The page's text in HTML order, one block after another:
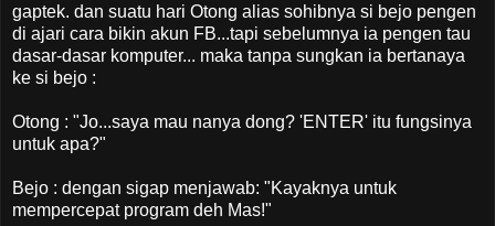
gaptek. dan suatu hari Otong alias sohibnya si bejo pengen
di ajari cara bikin akun FB...tapi sebelumnya ia pengen tau
dasar-dasar komputer... maka tanpa sungkan ia bertanaya
ke si bejo :
Otong : "Jo...saya mau nanya dong? 'ENTER' itu fungsinya
untuk apa?"
Bejo : dengan sigap menjawab: "Kayaknya untuk
mempercepat program deh Mas!"